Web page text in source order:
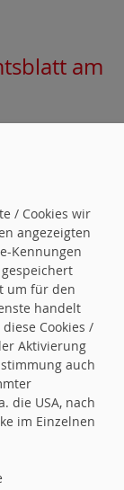
am
am
hält
/ Cookies wir
angezeigten
Kennungen
um für den
handelt
Cookies /
Aktivierung
auch
die USA, nach
im Einzelnen